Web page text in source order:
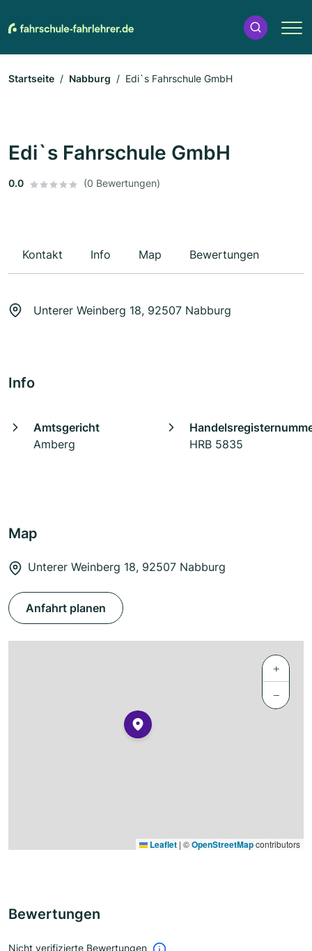
Startseite Nabburg Edi`s Fahrschule GmbH
Edi`s Fahrschule GmbH
0.0 (0 Bewertungen)
Kontakt Info Map Bewertungen
Unterer Weinberg 18, 92507 Nabburg
Info
Amtsgericht
Amberg
HRB 5835
Map
Unterer Weinberg 18, 92507 Nabburg
Anfahrt planen
+
−
Leaflet | ©OpenStreetMapcontributors
Bewertungen
Nicht verifizierte Bewertungen